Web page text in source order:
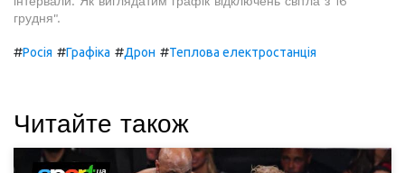
грудня".
#Росія #Графіка #Дрон #Теплова електростанція
Читайте також